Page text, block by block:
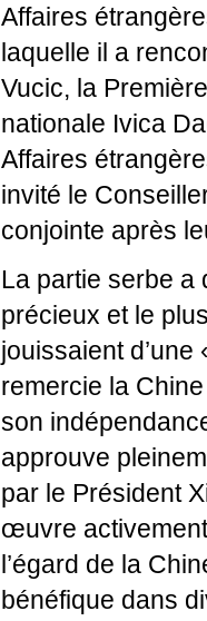
Affaires
laquelle il a
Vucic, la
nationale Ivica
Affaires
invité le
conjointe après
La partie serbe a
précieux et le
jouissaient
remercie la
son
approuve
par le Président
œuvre
l’égard de la
bénéfique dans